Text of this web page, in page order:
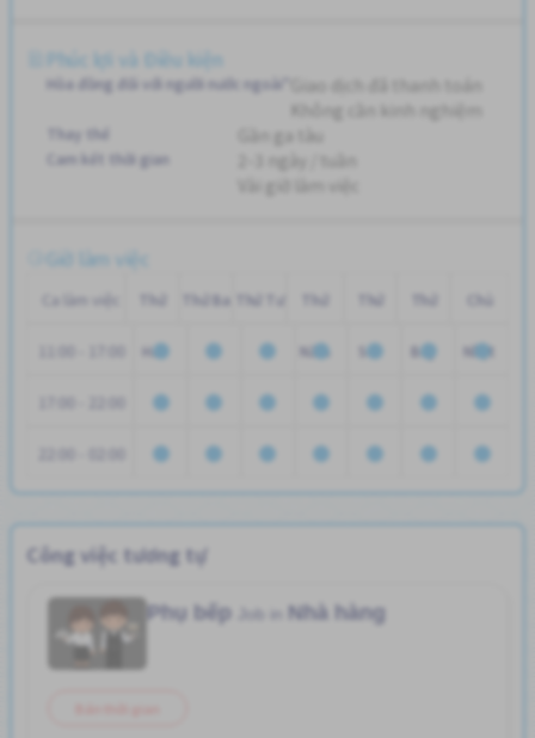
Phúc lợi và Điều kiện
Hòa đồng đối với người nước ngoài"
Giao dịch đã thanh toán
Không cần kinh nghiệm
Thay thế Gần ga tàu
Cam kết thời gian
2-3 ngày / tuần
Vài giờ làm việc
Giờ làm việc
Ca làm việc Thứ
Hai
Thứ Ba Thứ Tư Thứ
Năm
Thứ
Sáu
Thứ
Bảy
Chủ
Nhật
Công việc tương tự
Phụ bếp Nhà hàng